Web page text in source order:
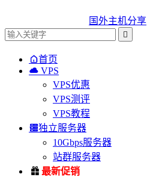
国外主机分享

首页
 VPS
VPS优惠
VPS测评
VPS教程
独立服务器
10Gbps服务器
站群服务器
 最新促销